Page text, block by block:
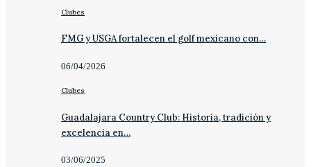
Clubes
FMG y USGA fortalecen el golf mexicano con…
06/04/2026
Clubes
Guadalajara Country Club: Historia, tradición y
excelencia en…
03/06/2025